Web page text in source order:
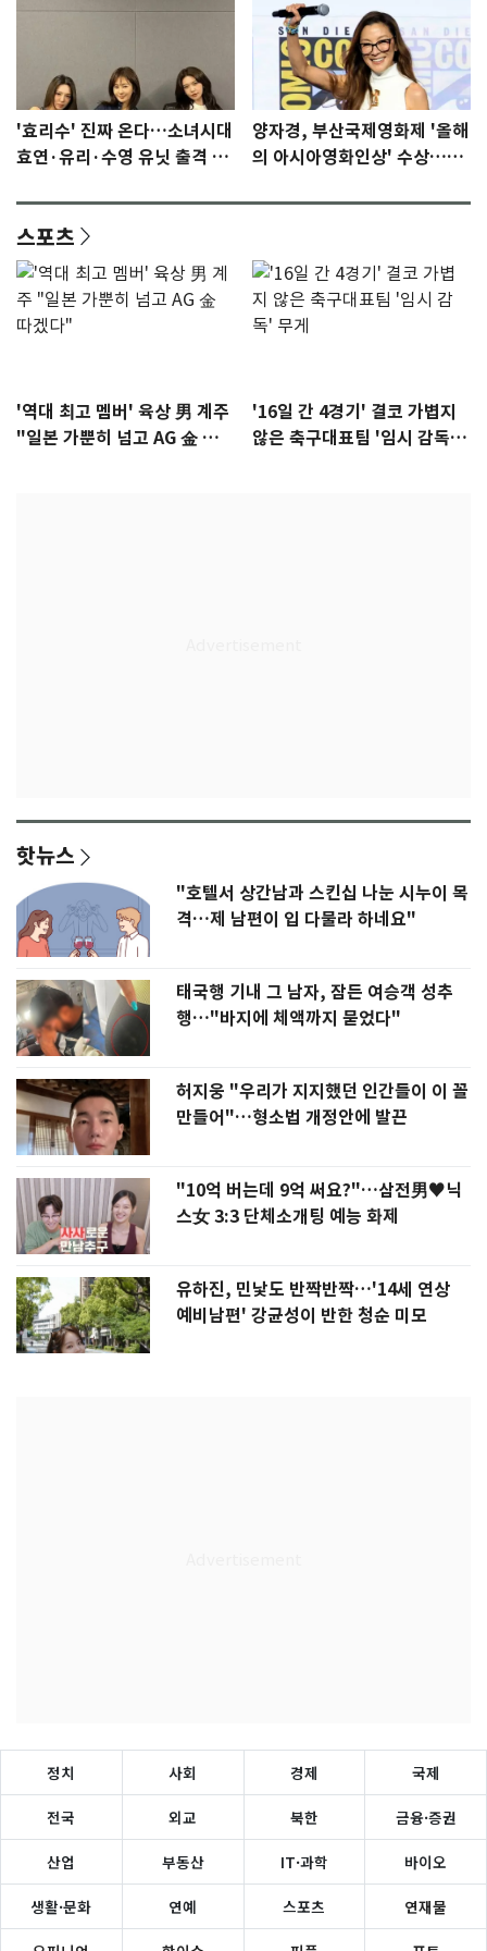
'효리수' 진짜 온다…소녀시대
효연·유리·수영 유닛 출격 [N
양자경, 부산국제영화제 '올해
의 아시아영화인상' 수상…15
스포츠
'역대 최고 멤버' 육상 男 계주
"일본 가뿐히 넘고 AG 金 따겠
'16일 간 4경기' 결코 가볍지
않은 축구대표팀 '임시 감독'
핫뉴스
"호텔서 상간남과 스킨십 나눈 시누이 목
격…제 남편이 입 다물라 하네요"
태국행 기내 그 남자, 잠든 여승객 성추
행…"바지에 체액까지 묻었다"
허지웅 "우리가 지지했던 인간들이 이 꼴
만들어"…형소법 개정안에 발끈
"10억 버는데 9억 써요?"…삼전男♥닉
스女 3:3 단체소개팅 예능 화제
유하진, 민낯도 반짝반짝…'14세 연상
예비남편' 강균성이 반한 청순 미모
정치 사회 경제 국제
전국 외교 북한 금융·증권
산업 부동산 IT·과학 바이오
생활·문화 연예 스포츠 연재물